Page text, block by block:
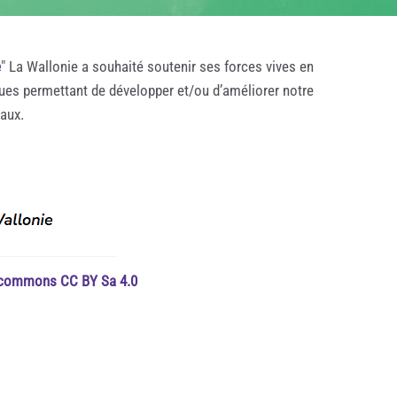
" La Wallonie a souhaité soutenir ses forces vives en
permettant de développer et/ou d’améliorer notre
CC BY Sa 4.0